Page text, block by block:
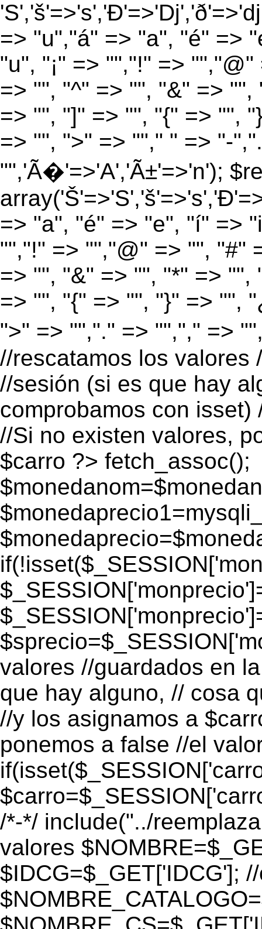
=> "u","á" => "a", "é" =>
"u", "¡" => "","!" =>
=> "", "^" => "", "&" =>
=> "", "]" => "", "{" => "",
=> "", ">" => ""," " => "-
"",'Ã�'=>'A','Ã±'=>'n');
=> "a", "é" => "e", "í" =>
"","!" => "","@" => "", "#"
=> "", "&" => "", "*" =>
=> "", "{" => "", "}" => "",
">" => "","." => "","," =>
//rescatamos los valores
//sesión (si es que hay
comprobamos con
//Si no existen valores,
$carro ?> fetch_assoc();
valores //guardados en
que hay alguno, // cosa
//y los asignamos a
ponemos a false //el
/*-*/ include("../
valores
$IDCG=$_GET['IDCG'];